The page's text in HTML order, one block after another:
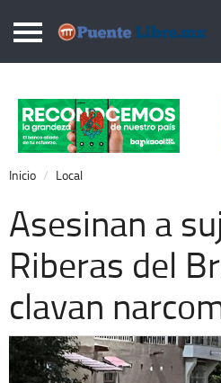
Puentelibre.mx
Local
Nacional
Opinión
Cronos
Economía
Espectáculos
Extra +
Inicio Local
Asesinan a
Riberas del
clavan